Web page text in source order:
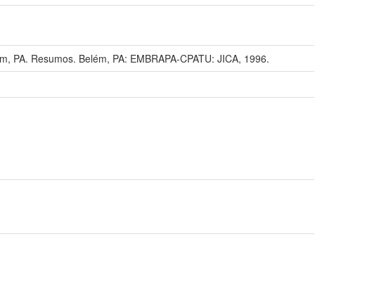
PA. Resumos. Belém, PA: EMBRAPA-CPATU: JICA, 1996.